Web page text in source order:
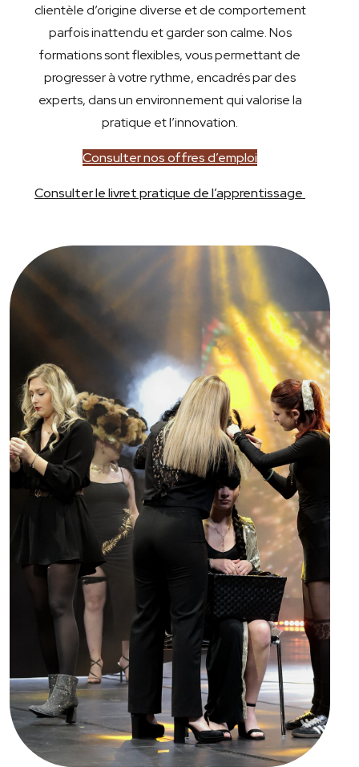
clientèle d’origine diverse et de comportement
parfois inattendu et garder son calme.Nos
formations sont flexibles, vous permettant de
progresser à votre rythme, encadrés par des
experts, dans un environnement qui valorise la
pratique et l’innovation.
Consulter nos offres d’emploi
Consulter le livret pratique de l’apprentissage